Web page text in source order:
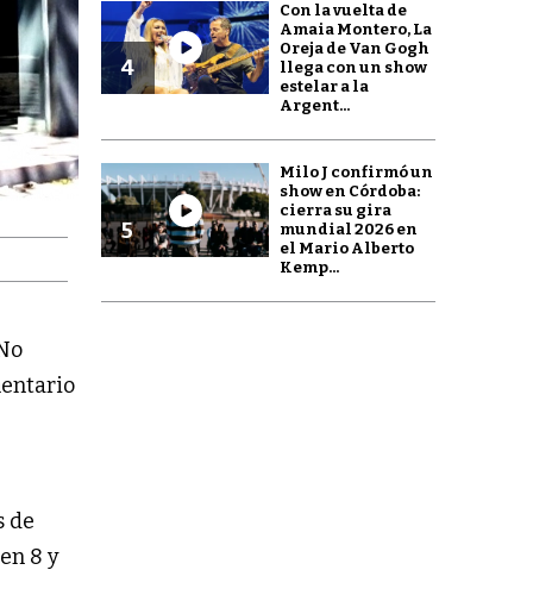
de
8 y
4
Con la vuelta de
Amaia Montero, La
Oreja de Van Gogh
llega con un show
estelar a la
Argent...
5
Milo J confirmó un
show en Córdoba:
cierra su gira
mundial 2026 en
el Mario Alberto
Kemp...